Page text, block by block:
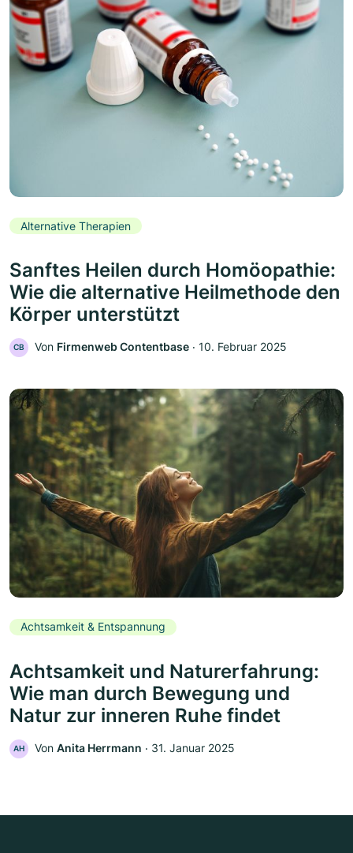
Alternative Therapien
Sanftes Heilen durch Homöopathie:
Wie die alternative Heilmethode den
Körper unterstützt
CB Von Firmenweb Contentbase ‧ 10. Februar 2025
Achtsamkeit & Entspannung
Achtsamkeit und Naturerfahrung:
Wie man durch Bewegung und
Natur zur inneren Ruhe findet
AH Von Anita Herrmann ‧ 31. Januar 2025